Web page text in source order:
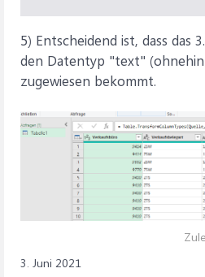
5) Entscheidend ist, dass das
den Datentyp "text"
zugewiesen bekommt.
3. Juni 2021